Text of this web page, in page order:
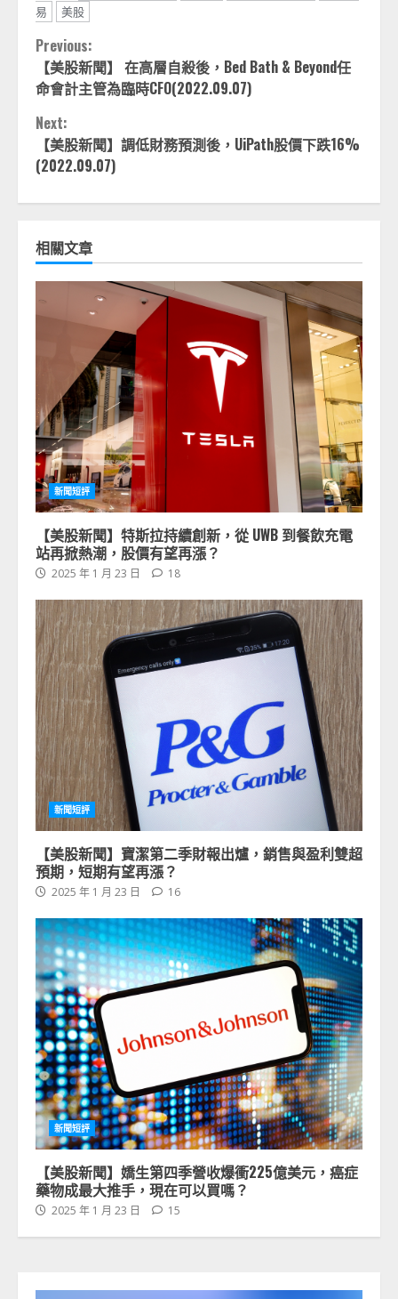
易 美股
Continue
Reading
Previous:
【美股新聞】 在高層自殺後，Bed Bath & Beyond任
命會計主管為臨時CFO(2022.09.07)
Next:
【美股新聞】調低財務預測後，UiPath股價下跌16%
(2022.09.07)
相關文章
新聞短評
【美股新聞】特斯拉持續創新，從 UWB 到餐飲充電
站再掀熱潮，股價有望再漲？
2025 年 1 月 23 日 18
新聞短評
【美股新聞】寶潔第二季財報出爐，銷售與盈利雙超
預期，短期有望再漲？
2025 年 1 月 23 日 16
新聞短評
【美股新聞】嬌生第四季營收爆衝225億美元，癌症
藥物成最大推手，現在可以買嗎？
2025 年 1 月 23 日 15